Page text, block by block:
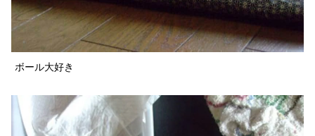
ボール大好き